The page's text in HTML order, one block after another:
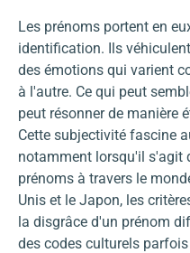
Les prénoms portent en
identification. Ils
des émotions qui varient
à l'autre. Ce qui peut
peut résonner de manière
Cette subjectivité fascine
notamment lorsqu'il s'agit
prénoms à travers le
Unis et le Japon, les
la disgrâce d'un prénom
des codes culturels